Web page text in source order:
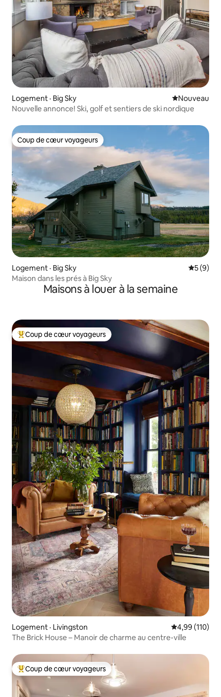
Logement · Big Sky Nouvel
Nouveau
Nouvelle annonce! Ski, golf et sentiers de ski nordique
Coup de cœur voyageurs
Coup de cœur voyageurs
Logement · Big Sky Note
5 (9)
Maison dans les prés à Big Sky
Maisons à louer à la semaine
Coup de cœur voyageurs parmi les plus aimés
Coup de cœur voyageurs
Logement · Livingston Note
4,99 (110)
The Brick House – Manoir de charme au centre-ville
Coup de cœur voyageurs parmi les plus aimés
Coup de cœur voyageurs